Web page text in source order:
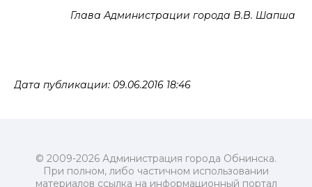
Глава Администрации города В.В. Шапша
Дата публикации: 09.06.2016 18:46
© 2009-2026 Администрация города Обнинска.
При полном, либо частичном использовании
материалов ссылка на информационный портал